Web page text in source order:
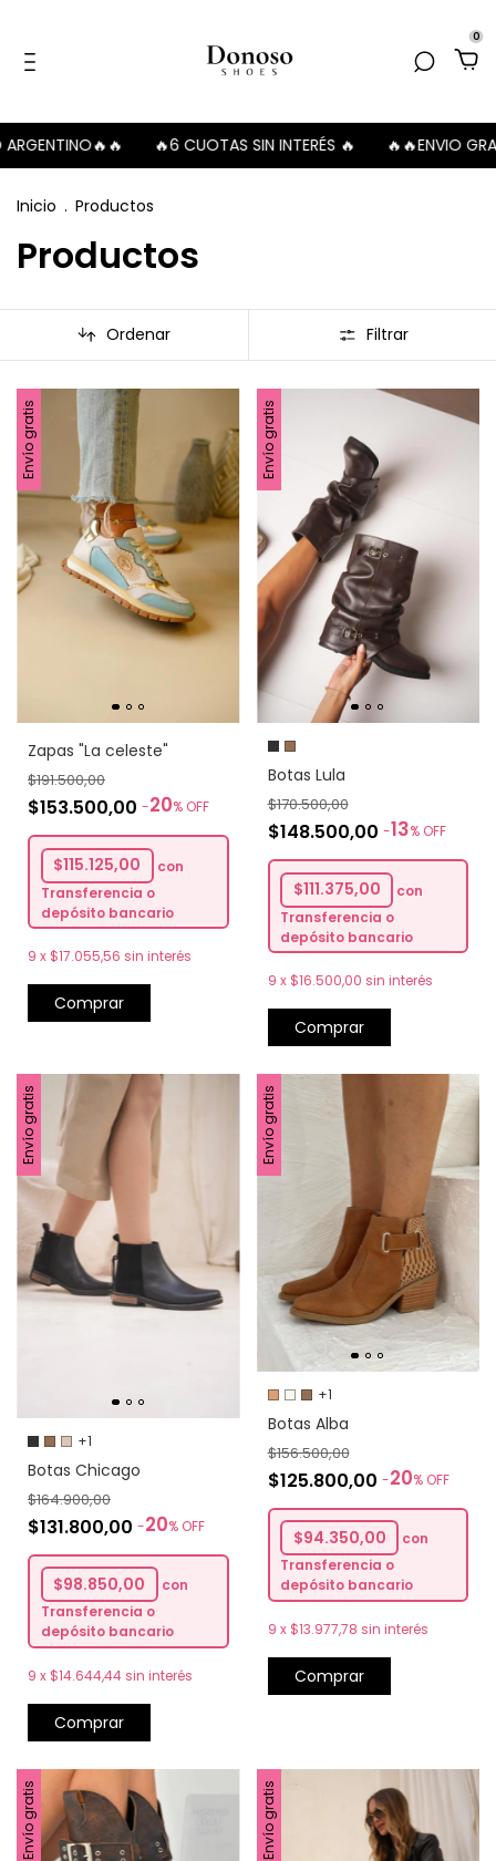
0
🔥6 CUOTAS SIN INTERÉS 🔥 🔥🔥ENVIO GRATIS A SUCUSAL
Inicio . Productos
Productos
Ordenar Filtrar
Envío gratis
Zapas "La celeste"
$153.500,00 -20% OFF
$191.500,00
$115.125,00
con
Transferencia o
depósito bancario
9 x $17.055,56 sin interés
Comprar
Envío gratis
Botas Lula
$148.500,00 -13% OFF
$170.500,00
$111.375,00
con
Transferencia o
depósito bancario
9 x $16.500,00 sin interés
Comprar
Envío gratis
+1
Botas Chicago
$131.800,00 -20% OFF
$164.900,00
$98.850,00
con
Transferencia o
depósito bancario
9 x $14.644,44 sin interés
Comprar
Envío gratis
+1
Botas Alba
$125.800,00 -20% OFF
$156.500,00
$94.350,00
con
Transferencia o
depósito bancario
9 x $13.977,78 sin interés
Comprar
Envío gratis Envío gratis